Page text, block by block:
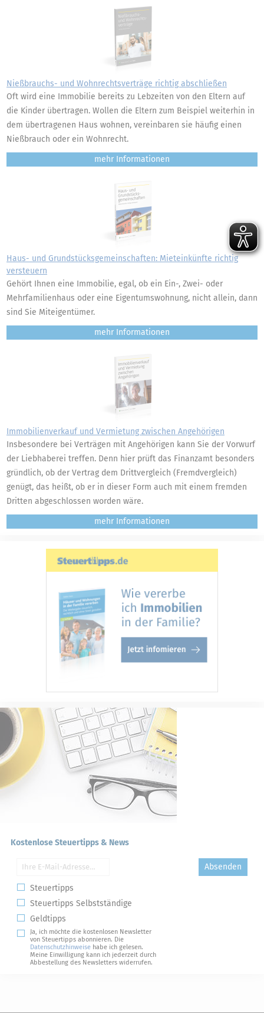
Nießbrauchs- und Wohnrechtsverträge richtig abschließen
Oft wird eine Immobilie bereits zu Lebzeiten von den Eltern auf
die Kinder übertragen. Wollen die Eltern zum Beispiel weiterhin in
dem übertragenen Haus wohnen, vereinbaren sie häufig einen
Nießbrauch oder ein Wohnrecht.
mehr
Haus- und Grundstücksgemeinschaften: Mieteinkünfte richtig
versteuern
Gehört Ihnen eine Immobilie, egal, ob ein Ein-, Zwei- oder
Mehrfamilienhaus oder eine Eigentumswohnung, nicht allein, dann
sind Sie Miteigentümer.
mehr
Immobilienverkauf und Vermietung zwischen Angehörigen
Insbesondere bei Verträgen mit Angehörigen kann Sie der Vorwurf
der Liebhaberei treffen. Denn hier prüft das Finanzamt besonders
gründlich, ob der Vertrag dem Drittvergleich (Fremdvergleich)
genügt, das heißt, ob er in dieser Form auch mit einem fremden
Dritten abgeschlossen worden wäre.
mehr
Kostenlose Steuertipps & News
Absenden
Steuertipps
Steuertipps Selbstständige
Geldtipps
Ja, ich möchte die kostenlosen Newsletter
von Steuertipps abonnieren. Die
Datenschutzhinweise habe ich gelesen.
Meine Einwilligung kann ich jederzeit durch
Abbestellung des Newsletters widerrufen.